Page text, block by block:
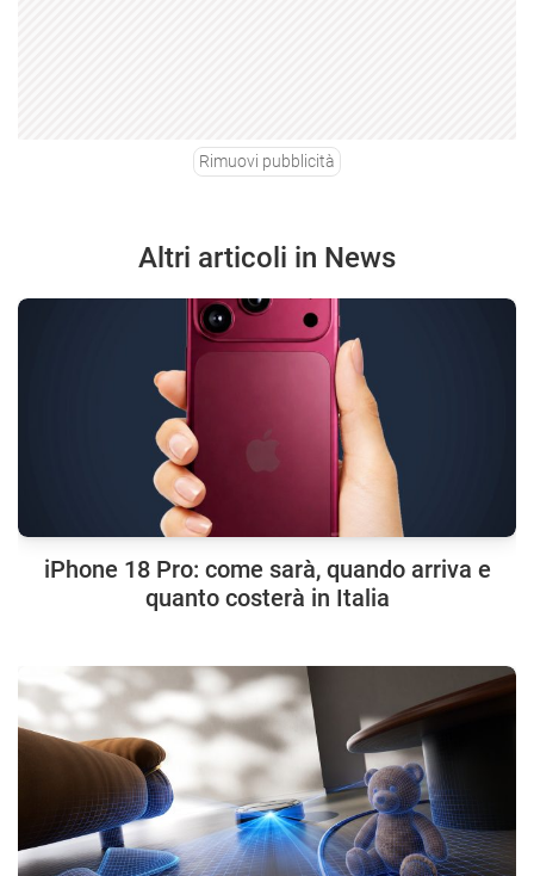
Rimuovi pubblicità
Altri articoli in News
iPhone 18 Pro: come sarà, quando arriva e
quanto costerà in Italia